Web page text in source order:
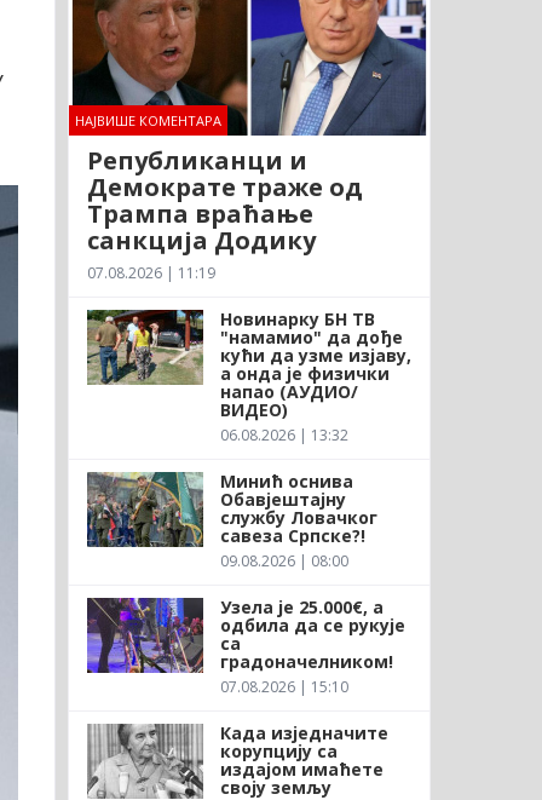
НАЈВИШЕ КОМЕНТАРА
Републиканци и
Демократе траже од
Трампа враћање
санкција Додику
07.08.2026 | 11:19
Новинарку БН ТВ
"намамио" да дође
кући да узме изјаву,
а онда је физички
напао (АУДИО/
ВИДЕО)
06.08.2026 | 13:32
Минић оснива
Обавјештајну
службу Ловачког
савеза Српске?!
09.08.2026 | 08:00
Узела је 25.000€, а
одбила да се рукује
са
градоначелником!
07.08.2026 | 15:10
Када изједначите
корупцију са
издајом имаћете
своју земљу